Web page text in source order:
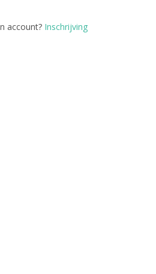
account? Inschrijving